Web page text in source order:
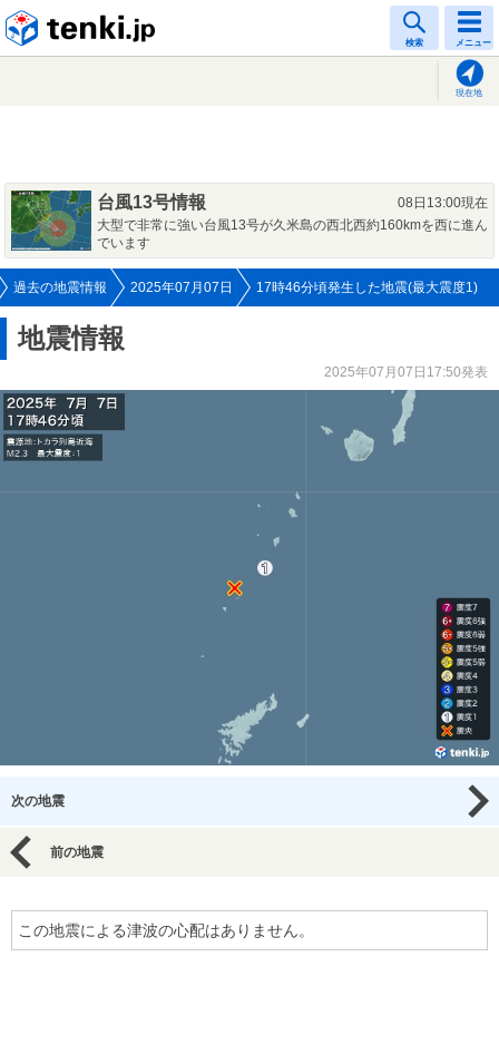
検索 メニュー
現在地
台風13号情報
08日13:00現在
大型で非常に強い台風13号が久米島の西北西約160kmを西に進ん
でいます
過去の地震情報 2025年07月07日 17時46分頃発生した地震(最大震度1)
地震情報
2025年07月07日17:50発表
次の地震
前の地震
この地震による津波の心配はありません。